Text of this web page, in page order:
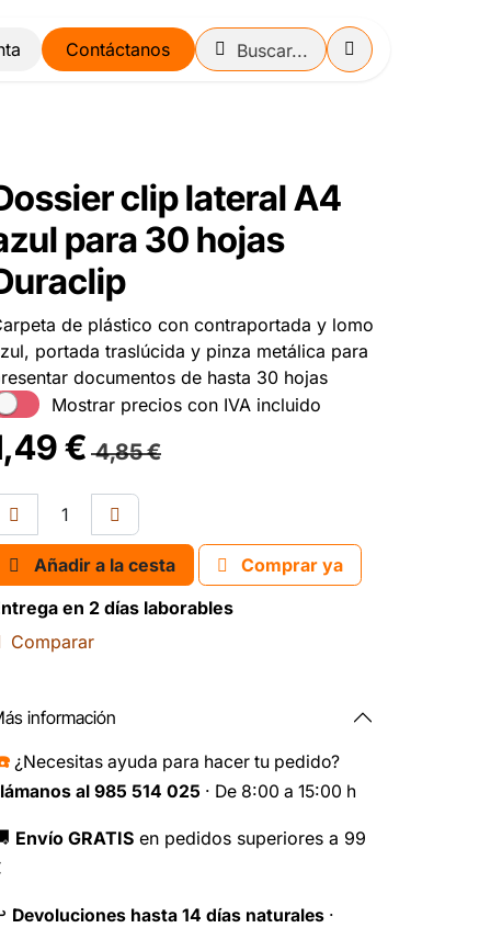
Contáctanos
clip lateral A4
para 30 hojas
de plástico con contraportada y lomo
portada traslúcida y pinza metálica para
documentos de hasta 30 hojas
Mostrar precios con IVA incluido
€ 4,85€
Añadir a la cesta
Comprar ya
en 2 días laborables
Comparar
información
¿Necesitas ayuda para hacer tu pedido?
al 985 514 025 · De 8:00 a 15:00 h
Envío GRATIS en pedidos superiores a 99
Devoluciones hasta 14 días naturales ·